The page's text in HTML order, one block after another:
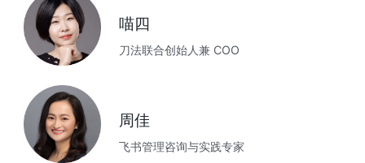
喵四
刀法联合创始人兼 COO
周佳
飞书管理咨询与实践专家